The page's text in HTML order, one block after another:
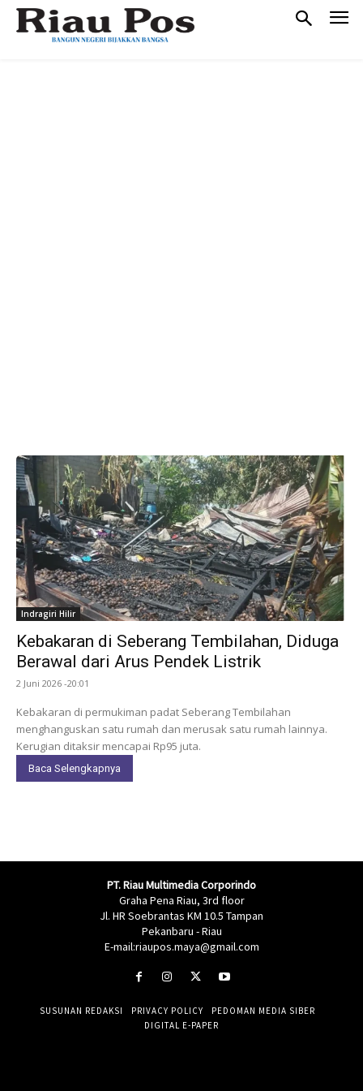
Indragiri Hilir
Kebakaran di Seberang Tembilahan, Diduga
Berawal dari Arus Pendek Listrik
2 Juni 2026 -20:01
Kebakaran di permukiman padat Seberang Tembilahan
menghanguskan satu rumah dan merusak satu rumah lainnya.
Kerugian ditaksir mencapai Rp95 juta.
Baca Selengkapnya
PT. Riau Multimedia Corporindo
Graha Pena Riau, 3rd floor
Jl. HR Soebrantas KM 10.5 Tampan
Pekanbaru - Riau
E-mail:riaupos.maya@gmail.com
SUSUNAN REDAKSI PRIVACY POLICY
PEDOMAN MEDIA SIBER
DIGITAL E-PAPER